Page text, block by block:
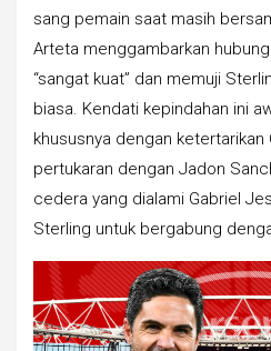
sang pemain saat masih
Arteta menggambarkan
“sangat kuat” dan memuji
biasa. Kendati kepindahan ini
khususnya dengan
pertukaran dengan Jadon
cedera yang dialami Gabriel
Sterling untuk bergabung